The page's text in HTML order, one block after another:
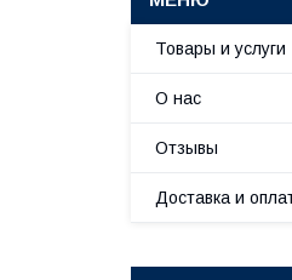
Товары и услуги
О нас
Отзывы
Доставка и